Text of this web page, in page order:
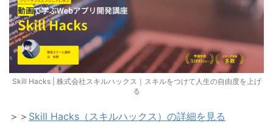
Skill Hacks | 株式会社スキルハックス｜スキルをつけて人生の自由度を上げ
る
＞＞ Skill Hacks（スキルハックス）の詳細を見る